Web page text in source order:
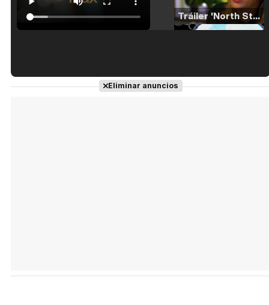
Tráiler 'North Star' (2023)
Tráiler en español de 'La isla olvidada'
Eliminar anuncios